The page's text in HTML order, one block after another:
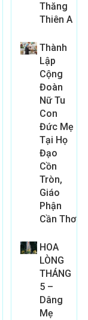
Thăng
Thiên A
Thành
Lập
Cộng
Đoàn
Nữ Tu
Con
Đức Mẹ
Tại Họ
Đạo
Cồn
Tròn,
Giáo
Phận
Cần Thơ
HOA
LÒNG
THÁNG
5 –
Dâng
Mẹ